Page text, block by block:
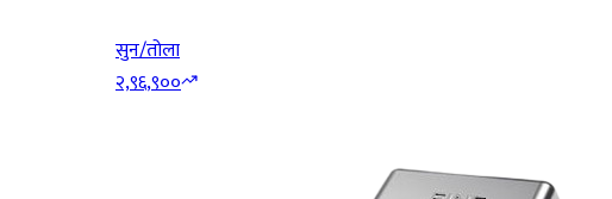
सुन/तोला
२,९६,९००